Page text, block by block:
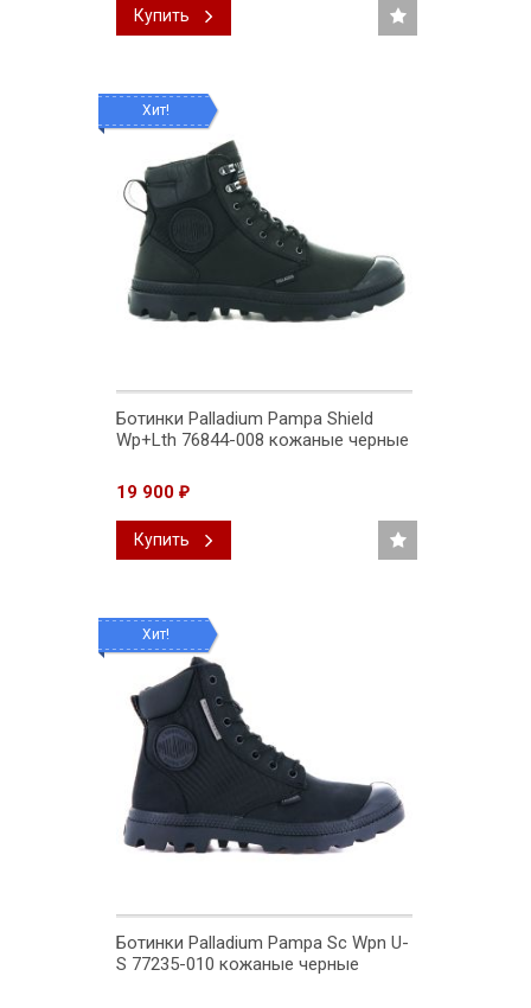
Купить
Хит!
Ботинки Palladium Pampa Shield
Wp+Lth 76844-008 кожаные черные
19 900 ₽
Купить
Хит!
Ботинки Palladium Pampa Sc Wpn U-
S 77235-010 кожаные черные